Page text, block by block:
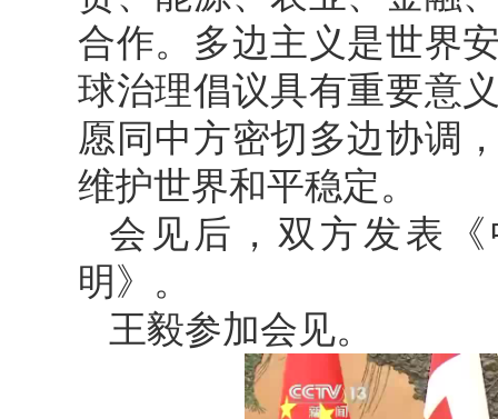
合作。多边主义是世界
球治理倡议具有重要意
愿同中方密切多边协调
维护世界和平稳定。
会见后，双方发表
明》。
王毅参加会见。